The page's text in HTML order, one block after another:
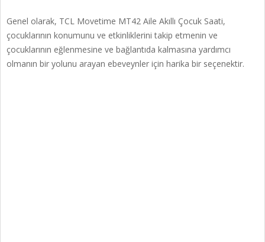
Genel olarak, TCL Movetime MT42 Aile Akıllı Çocuk Saati,
çocuklarının konumunu ve etkinliklerini takip etmenin ve
çocuklarının eğlenmesine ve bağlantıda kalmasına yardımcı
olmanın bir yolunu arayan ebeveynler için harika bir seçenektir.